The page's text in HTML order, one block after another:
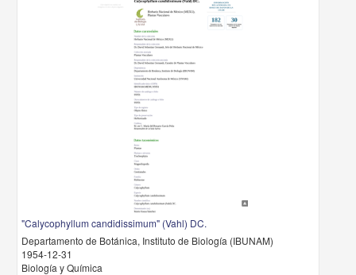
"Calycophyllum candidissimum" (Vahl) DC.
Departamento de Botánica, Instituto de Biología (IBUNAM)
1954-12-31
Biología y Química